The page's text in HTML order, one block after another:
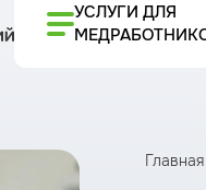
УСЛУГИ ДЛЯ
Главная